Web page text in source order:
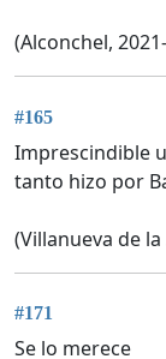
(Alconchel,
#165
Imprescindible
tanto hizo por
(Villanueva de
#171
Se lo merece